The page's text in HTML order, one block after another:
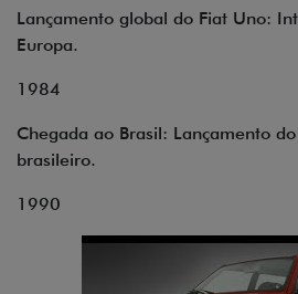
Lançamento global do Fiat Uno:
Europa.
1984
Chegada ao Brasil: Lançamento
brasileiro.
1990